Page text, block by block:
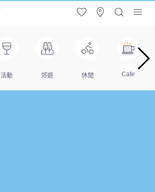
活動 郊遊 休閒 Cafe